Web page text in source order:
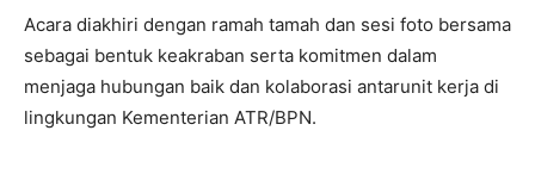
Acara diakhiri dengan ramah tamah dan sesi foto bersama
sebagai bentuk keakraban serta komitmen dalam
menjaga hubungan baik dan kolaborasi antarunit kerja di
lingkungan Kementerian ATR/BPN.